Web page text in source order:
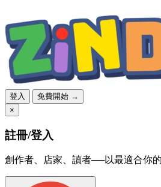
登入
免費開始 →
×
註冊/登入
創作者、店家、讀者──以最適合你